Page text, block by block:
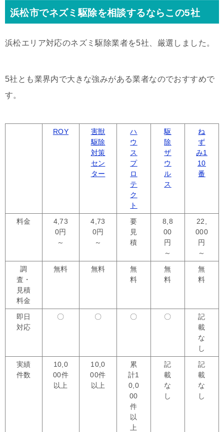
浜松市でネズミ駆除を相談するならこの5社
浜松エリア対応のネズミ駆除業者を5社、厳選しました。
5社とも業界内で大きな強みがある業者なのでおすすめで
す。
ROY
害獣
駆除
対策
セン
ター
ハ
ウ
ス
プ
ロ
テ
ク
ト
駆
除
ザ
ウ
ル
ス
ね
ず
み1
10
番
料金
4,73
0円
～
4,73
0円
～
要
見
積
8,8
00
円
～
22,
000
円
～
調
査・
見積
料金
無料 無料
無
料
無
料
無
料
即日
対応
〇 〇 〇 〇
記
載
な
し
実績
件数
10,0
00件
以上
10,0
00件
以上
累
計1
0,0
00
件
以
上
記
載
な
し
記
載
な
し